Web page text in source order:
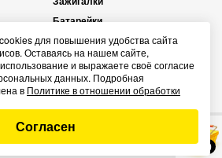
0
Батарейки
Презервативы
Спички
Энергетические паучи ENERGY
SHOCK
для повышения удобства сайта
Оставаясь на нашем сайте,
и выражаете своё согласие
данных. Подробная
в Политике в отношении обработки
Согласен